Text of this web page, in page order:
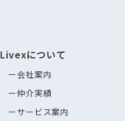
Livexについて
会社案内
仲介実績
サービス案内